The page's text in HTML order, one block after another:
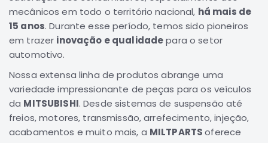
Filtros
Transmissão
Elétrica
L200
GL,
GLS
e
SPORT
mecânicos em todo o território nacional, há mais de
15 anos. Durante esse período, temos sido pioneiros
em trazer inovação e qualidadepara o setor
automotivo.
Nossa extensa linha de produtos abrange uma
variedade impressionante de peças para os veículos
da MITSUBISHI. Desde sistemas de suspensão até
freios, motores, transmissão, arrefecimento, injeção,
acabamentos e muito mais, a MILTPARTSoferece